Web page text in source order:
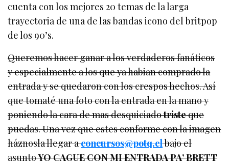
cuenta con los mejores 20 temas de la larga
trayectoria de una de las bandas icono del britpop
de los 90’s.
Queremos hacer ganar a los verdaderos fanáticos
y especialmente a los que ya habian comprado la
entrada y se quedaron con los crespos hechos. Así
que tomaté una foto con la entrada en la mano y
poniendo la cara de mas desquiciadotristeque
puedas. Una vez que estes conforme con la imagen
háznosla llegar aconcursos@potq.clbajo el
asuntoYO CAGUE CON MI ENTRADA PA’ BRETT